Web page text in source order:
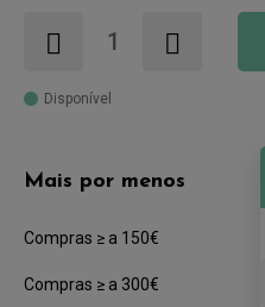
Disponível
Mais por menos
Compras ≥ a 150€
Compras ≥ a 300€